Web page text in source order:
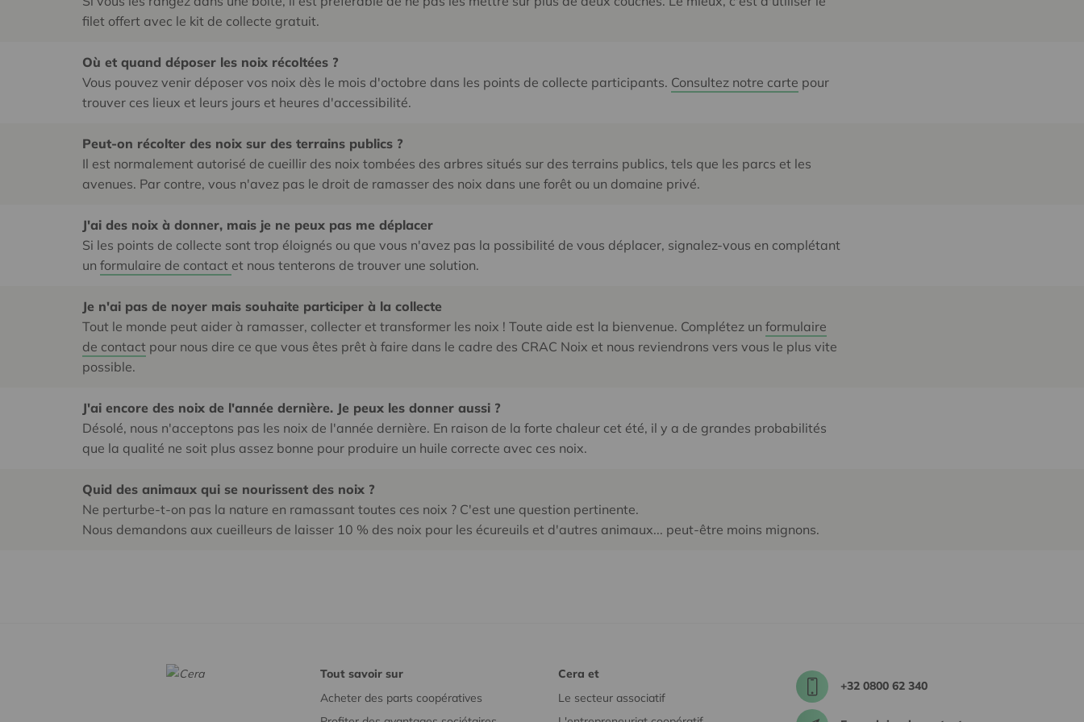
filet offert avec le kit de collecte gratuit.
Où et quand déposer les noix récoltées ?
Vous pouvez venir déposer vos noix dès le mois d'octobre dans les points de collecte participants. Consultez notre carte pour
trouver ces lieux et leurs jours et heures d'accessibilité.
Peut-on récolter des noix sur des terrains publics ?
Il est normalement autorisé de cueillir des noix tombées des arbres situés sur des terrains publics, tels que les parcs et les
avenues. Par contre, vous n'avez pas le droit de ramasser des noix dans une forêt ou un domaine privé.
J'ai des noix à donner, mais je ne peux pas me déplacer
Si les points de collecte sont trop éloignés ou que vous n'avez pas la possibilité de vous déplacer, signalez-vous en complétant
un formulaire de contact et nous tenterons de trouver une solution.
Je n'ai pas de noyer mais souhaite participer à la collecte
Tout le monde peut aider à ramasser, collecter et transformer les noix ! Toute aide est la bienvenue. Complétez un formulaire
de contact pour nous dire ce que vous êtes prêt à faire dans le cadre des CRAC Noix et nous reviendrons vers vous le plus vite
possible.
J'ai encore des noix de l'année dernière. Je peux les donner aussi ?
Désolé, nous n'acceptons pas les noix de l'année dernière. En raison de la forte chaleur cet été, il y a de grandes probabilités
que la qualité ne soit plus assez bonne pour produire un huile correcte avec ces noix.
Quid des animaux qui se nourissent des noix ?
Ne perturbe-t-on pas la nature en ramassant toutes ces noix ? C'est une question pertinente.
Nous demandons aux cueilleurs de laisser 10 % des noix pour les écureuils et d'autres animaux... peut-être moins mignons.
Tout savoir sur
Acheter des parts coopératives
Cera et
Le secteur associatif
+32 0800 62 340